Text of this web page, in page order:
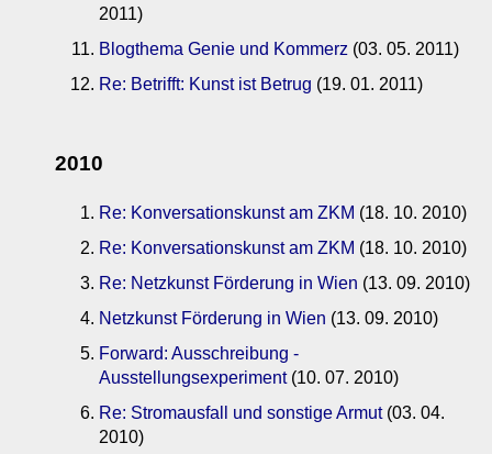
2011)
Blogthema Genie und Kommerz (03. 05. 2011)
Re: Betrifft: Kunst ist Betrug (19. 01. 2011)
2010
Re: Konversationskunst am ZKM (18. 10. 2010)
Re: Konversationskunst am ZKM (18. 10. 2010)
Re: Netzkunst Förderung in Wien (13. 09. 2010)
Netzkunst Förderung in Wien (13. 09. 2010)
Forward: Ausschreibung -
Ausstellungsexperiment(10. 07. 2010)
Re: Stromausfall und sonstige Armut(03. 04.
2010)